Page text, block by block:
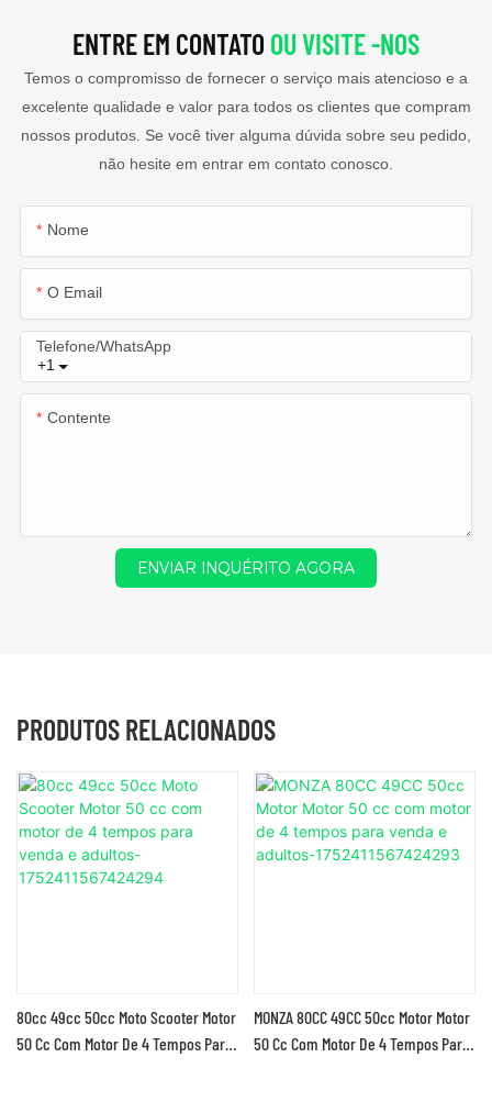
ENTRE EM CONTATO OU VISITE -NOS
Temos o compromisso de fornecer o serviço mais atencioso e a
excelente qualidade e valor para todos os clientes que compram
nossos produtos. Se você tiver alguma dúvida sobre seu pedido,
não hesite em entrar em contato conosco.
Nome
O Email
+1
Telefone/WhatsApp
Contente
ENVIAR INQUÉRITO AGORA
PRODUTOS RELACIONADOS
80cc 49cc 50cc Moto Scooter Motor
50 Cc Com Motor De 4 Tempos Para
MONZA 80CC 49CC 50cc Motor Motor
50 Cc Com Motor De 4 Tempos Para